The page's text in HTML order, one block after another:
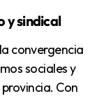
y sindical
sociales y
Con